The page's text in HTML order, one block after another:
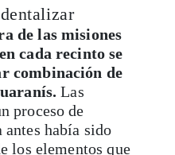
de las misiones
cada recinto se
combinación de
Las
proceso de
había sido
los elementos que